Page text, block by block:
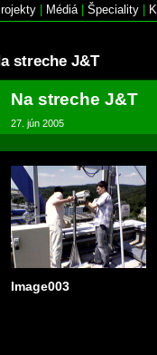
Médiá| Špeciality
streche J&T
Na streche J&T
27. jún 2005
Image003